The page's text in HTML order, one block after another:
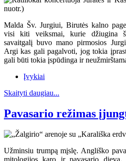
Malda Šv. Jurgiui, Birutės kalno
visi kiti veiksmai, kurie džiugina
savaitgalį buvo mano pirmosios
Argi kas gali pagalvoti, jog tokia
gali būti tokia įspūdinga ir
Įvykiai
Skaityti daugiau...
Pavasario režimas
Užminsiu trumpą mįslę. Angliško
mitologijos karo ir pavasario dievą.